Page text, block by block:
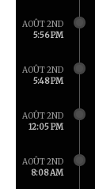
AOÛT 2ND
5:56 PM
AOÛT 2ND
5:48 PM
AOÛT 2ND
12:05 PM
AOÛT 2ND
8:08 AM